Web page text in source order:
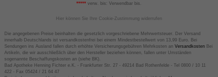
*****verw. bis: Verwendbar bis.
Hier können Sie Ihre Cookie-Zustimmung widerrufen
Die angegebenen Preise beinhalten die gesetzlich vorgeschriebene Mehrwertsteuer. Der Versand
innerhalb Deutschlands ist versandkostenfrei bei einem Mindestbestellwert von 13,99 Euro. Bei
Sendungen ins Ausland fallen durch erhöhte Versicherungsgebühren Mehrkosten an VersandkostenBei
Artikeln, die wir ausschließlich über den Hersteller beziehen können, fallen unter Umständen
sogenannte Beschaffungskosten an (siehe BK).
Bad Apotheke Henning Fichter e.K. - Frankfurter Str. 27 - 49214 Bad Rothenfelde - Tel 0800 / 10 11
422 - Fax 05424 / 21 64 47